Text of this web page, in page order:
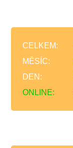
ONLINE:
CELKEM:
MĚSÍC:
DEN: